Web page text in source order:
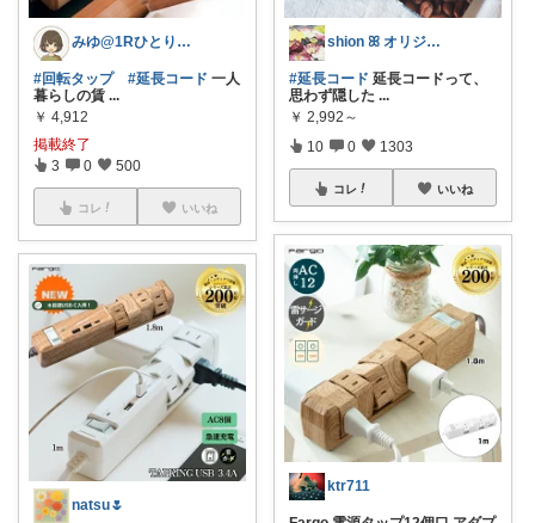
みゆ@1Rひとり暮らし
#回転タップ #延長コード 一人
暮らしの賃 ...
￥ 4,912
掲載終了
3 0 500
コレ いいね
natsu🌷
shion ꕤ オリジナル写真多め♡
#延長コード 延長コードって、
思わず隠した ...
￥ 2,992～
10 0 1303
コレ いいね
ktr711